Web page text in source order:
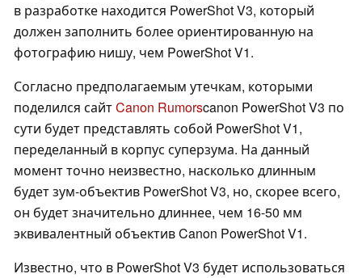
в разработке находится PowerShot V3, который
должен заполнить более ориентированную на
фотографию нишу, чем PowerShot V1.
Согласно предполагаемым утечкам, которыми
поделился сайтCanon Rumorscanon PowerShot V3 по
сути будет представлять собой PowerShot V1,
переделанный в корпус суперзума. На данный
момент точно неизвестно, насколько длинным
будет зум-объектив PowerShot V3, но, скорее всего,
он будет значительно длиннее, чем 16-50 мм
эквивалентный объектив Canon PowerShot V1.
Известно, что в PowerShot V3 будет использоваться